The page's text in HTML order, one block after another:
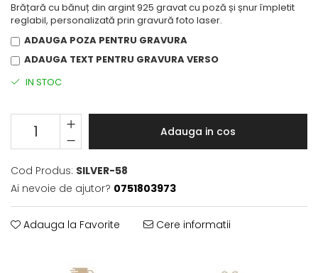
Brățară cu bănuț din argint 925 gravat cu poză și șnur împletit
reglabil, personalizată prin gravură foto laser.
ADAUGA POZA PENTRU GRAVURA
ADAUGA TEXT PENTRU GRAVURA VERSO
IN STOC
Adauga in cos
Cod Produs: SILVER-58
Ai nevoie de ajutor? 0751803973
Adauga la Favorite Cere informatii